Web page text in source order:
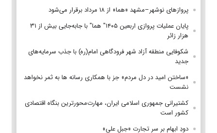
پروازهای نوشهر–مشهد «هما» از ۱۸ مرداد برقرار می‌شود
پایان عملیات پروازی اربعین ۱۴۰۵" هما" با جابه‌جایی بیش از ۳۱
هزار زائر
شکوفایی منطقه آزاد شهر فرودگاهی امام(ره) با جذب سرمایه‌های
جدید
«ساختن امید در دل مردم» جز با همکاری رسانه ها به ثمر نخواهد
نشست
کشتیرانی جمهوری اسلامی ایران، مهارت‌محورترین بنگاه اقتصادی
کشور است
دودِ ابهام بر سر تجارت «جبل علی»